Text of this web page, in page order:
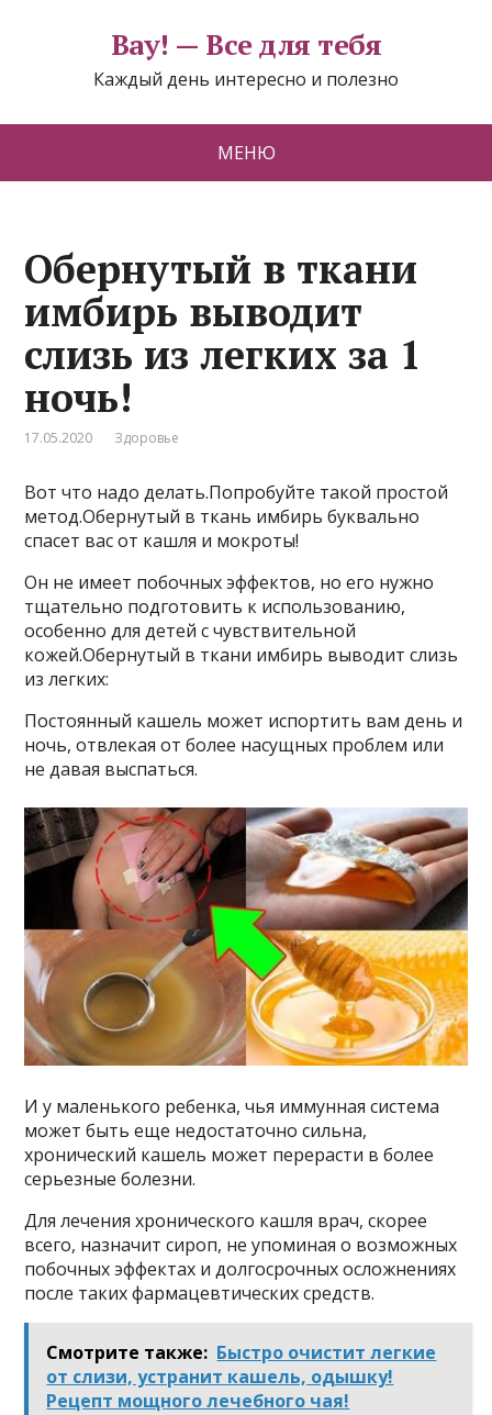
Вау! — Все для тебя
Каждый день интересно и полезно
МЕНЮ
Обернутый в ткани
имбирь выводит
слизь из легких за 1
ночь!
17.05.2020 Здоровье
Вот что надо делать.Попробуйте такой простой
метод.Обернутый в ткань имбирь буквально
спасет вас от кашля и мокроты!
Он не имеет побочных эффектов, но его нужно
тщательно подготовить к использованию,
особенно для детей с чувствительной
кожей.Обернутый в ткани имбирь выводит слизь
из легких:
Постоянный кашель может испортить вам день и
ночь, отвлекая от более насущных проблем или
не давая выспаться.
И у маленького ребенка, чья иммунная система
может быть еще недостаточно сильна,
хронический кашель может перерасти в более
серьезные болезни.
Для лечения хронического кашля врач, скорее
всего, назначит сироп, не упоминая о возможных
побочных эффектах и долгосрочных осложнениях
после таких фармацевтических средств.
Смотрите также: Быстро очистит легкие
от слизи, устранит кашель, одышку!
Рецепт мощного лечебного чая!